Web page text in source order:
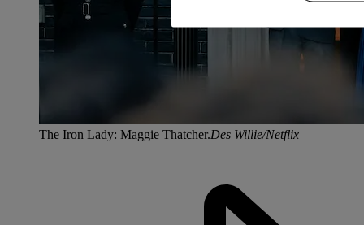
The Iron Lady: Maggie Thatcher.Des Willie/Netflix